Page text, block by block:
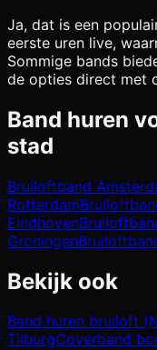
Ja, dat is een
eerste uren live,
Sommige bands
de opties direct met
Band huren
stad
Bruiloftband
Rotterdam
Eindhoven
Groningen
Bekijk ook
Band huren bruiloft
TilburgCoverband